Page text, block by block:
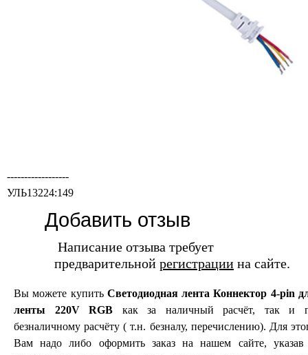
------------------
УЛЬ13224:149
Добавить отзыв
Написание отзыва требует
предварительной регистрации на сайте.
Вы можете купить Светодиодная лента Коннектор 4-pin
ленты 220V RGB как за наличный расчёт, так и
безналичному расчёту ( т.н. безналу, перечислению). Для
Вам надо либо оформить заказ на нашем сайте,